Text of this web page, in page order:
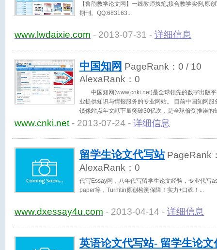
【鲁韵教学论文网】一线教师执笔,接合教学实例,原
期刊。QQ:683163
www.lwdaixie.com - 2013-07-31 - 详细信息
中国知网 PageRank： 0 / 10
AlexaRank： 0
中国知网(www.cnki.net)是全球领先的数字出版平
业提供知识与情报服务的专业网站。 目前中国知网
镜像站点年文献下量突破30亿次，是全球倍受推崇的
www.cnki.net- 2013-07-24 - 详细信息
留学生论文代写站PageRank
AlexaRank： 0
代写Essay网，八年代写留学生论文经验，专业代写
paper等，Turnitin原创检测保障！实力+口碑！
www.dxessay4u.com - 2013-04-14 - 详细信息
英语论文代写站- 留学生论